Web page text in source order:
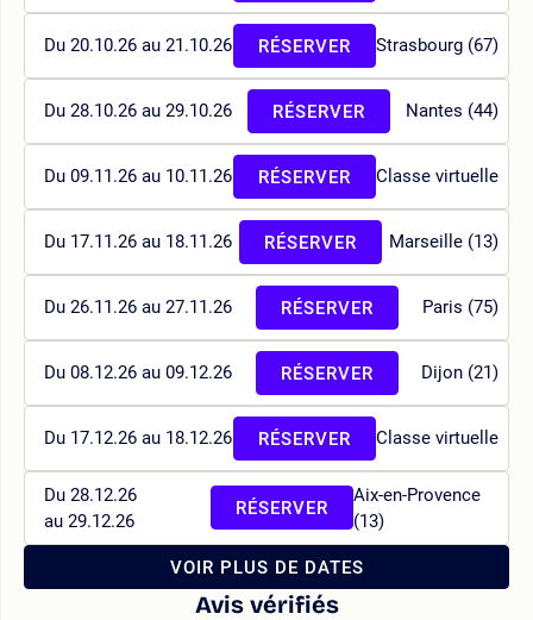
Du 20.10.26 au 21.10.26 Strasbourg (67)
RÉSERVER
Du 28.10.26 au 29.10.26 Nantes (44)
RÉSERVER
Du 09.11.26 au 10.11.26 Classe virtuelle
RÉSERVER
Du 17.11.26 au 18.11.26 Marseille (13)
RÉSERVER
Du 26.11.26 au 27.11.26 Paris (75)
RÉSERVER
Du 08.12.26 au 09.12.26 Dijon (21)
RÉSERVER
Du 17.12.26 au 18.12.26 Classe virtuelle
RÉSERVER
Du 28.12.26
au 29.12.26
Aix-en-Provence
(13)
RÉSERVER
VOIR PLUS DE DATES
Avis vérifiés